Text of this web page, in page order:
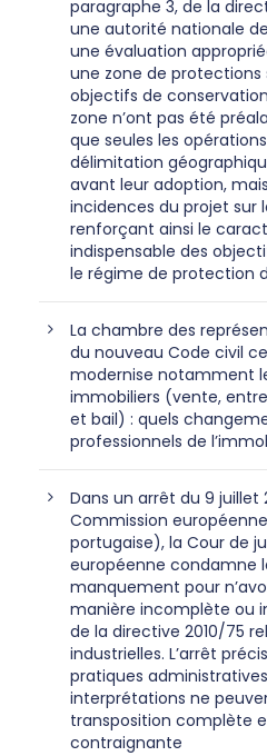
paragraphe 3, de la
une autorité nationale
une évaluation
une zone de protections
objectifs de
zone n’ont pas été
que seules les
délimitation
avant leur adoption,
incidences du projet sur
renforçant ainsi le
indispensable des
le régime de protection
La chambre des
du nouveau Code civil
modernise notamment
immobiliers (vente,
et bail) : quels
professionnels de
Dans un arrêt du 9
Commission
portugaise), la Cour de
européenne condamne
manquement pour
manière incomplète ou
de la directive 2010/75
industrielles. L’arrêt
pratiques
interprétations ne
transposition complète
contraignante